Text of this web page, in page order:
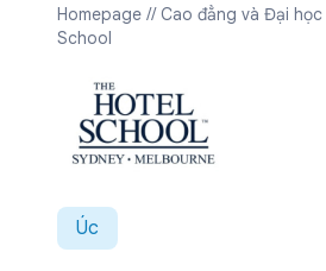
Homepage // Cao đẳng và Đại học
School
Úc